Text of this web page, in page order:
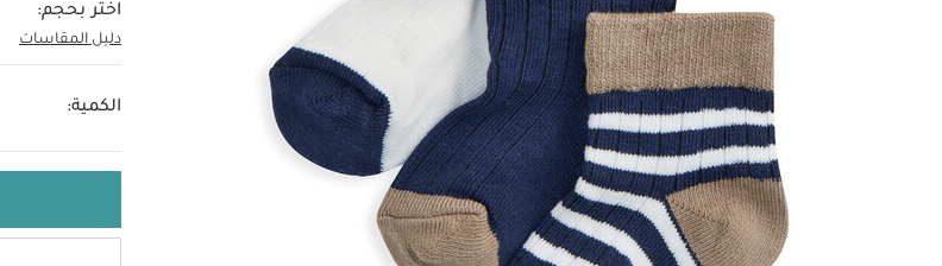
اختر بحجم:
دليل المقاسات
6-12
الكمية: